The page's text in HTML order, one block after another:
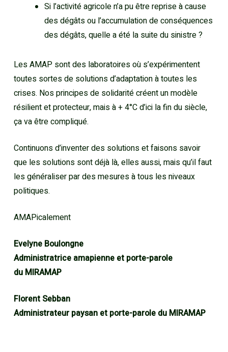
Si l’activité agricole n’a pu être reprise à cause
des dégâts ou l’accumulation de conséquences
des dégâts, quelle a été la suite du sinistre ?
Les AMAP sont des laboratoires où s’expérimentent
toutes sortes de solutions d’adaptation à toutes les
crises. Nos principes de solidarité créent un modèle
résilient et protecteur, mais à + 4°C d’ici la fin du siècle,
ça va être compliqué.
Continuons d’inventer des solutions et faisons savoir
que les solutions sont déjà là, elles aussi, mais qu’il faut
les généraliser par des mesures à tous les niveaux
politiques.
AMAPicalement
Evelyne Boulongne
Administratrice amapienne et porte-parole
du MIRAMAP
Florent Sebban
Administrateur paysan et porte-parole du MIRAMAP